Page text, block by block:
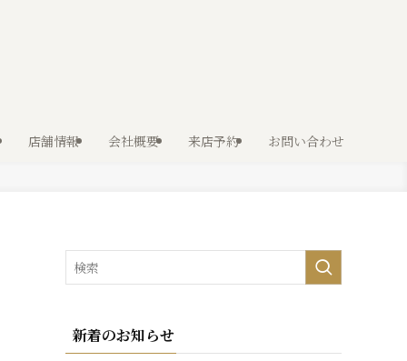
店舗情報 会社概要 来店予約 お問い合わせ
新着のお知らせ